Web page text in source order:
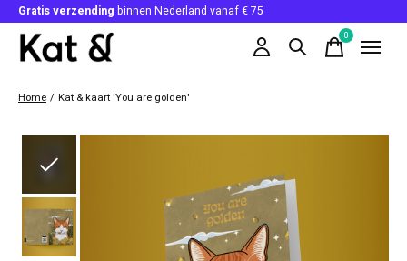
Gratis verzending binnen Nederland vanaf € 75
0items
Home / Kat & kaart 'You are golden'